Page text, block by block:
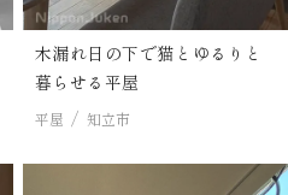
木漏れ日の下で猫とゆるりと
暮らせる平屋
平屋 知立市